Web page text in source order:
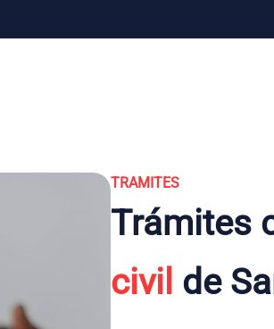
TRAMITES
Trámites
civil de